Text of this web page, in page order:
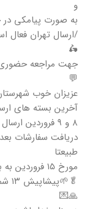
و
به صورت پیامکی
/ارسال تهران فعال
🛵
جهت مراجعه
💬
عزیزان خوب
آخرین بسته های
۸ و ۹ فروردین ارسال گردید.💌
دریافت سفارشات
طبیعتا
مورخ ۱۵ فروردین به بعد
🥬🌱پیشاپیش ۱۳ شما عزیزان بدر 🍃🍀
🙏💌